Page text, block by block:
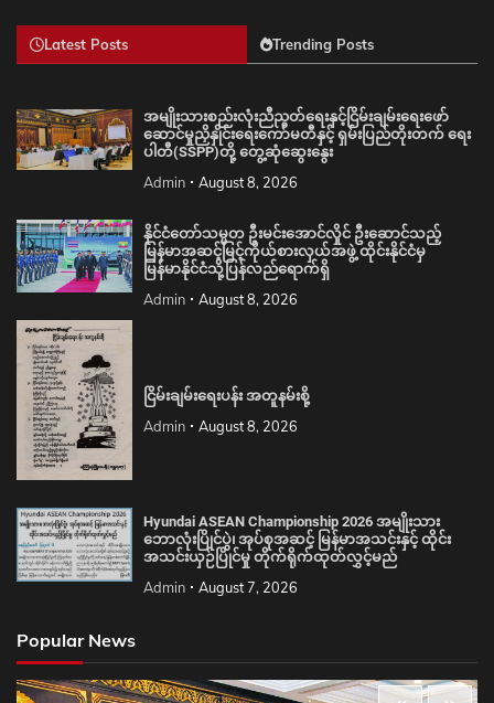
Latest Posts Trending Posts
အမျိုးသားစည်းလုံးညီညွတ်ရေးနှင့်ငြိမ်းချမ်းရေးဖော်
ဆောင်မှုညှိနှိုင်းရေးကော်မတီနှင့် ရှမ်းပြည်တိုးတက် ရေး
ပါတီ(SSPP)တို့ တွေ့ဆုံဆွေးနွေး
Admin August 8, 2026
နိုင်ငံတော်သမ္မတ ဦးမင်းအောင်လှိုင် ဦးဆောင်သည့်
မြန်မာအဆင့်မြင့်ကိုယ်စားလှယ်အဖွဲ့ ထိုင်းနိုင်ငံမှ
မြန်မာနိုင်ငံသို့ပြန်လည်ရောက်ရှိ
Admin August 8, 2026
ငြိမ်းချမ်းရေးပန်း အတူနမ်းစို့
Admin August 8, 2026
Hyundai ASEAN Championship 2026 အမျိုးသား
ဘောလုံးပြိုင်ပွဲ၊ အုပ်စုအဆင့် မြန်မာအသင်းနှင့် ထိုင်း
အသင်းယှဉ်ပြိုင်မှု တိုက်ရိုက်ထုတ်လွှင့်မည်
Admin August 7, 2026
Popular News